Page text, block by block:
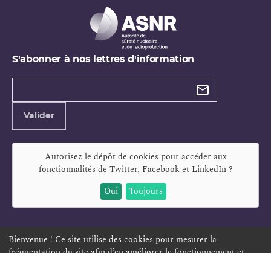
S'abonner à nos lettres d'information
Types de
Valider
Autorisez le dépôt de cookies pour accéder aux
fonctionnalités de Twitter, Facebook et LinkedIn?
Oui
Toujours
Bienvenue ! Ce site utilise des cookies pour mesurer la